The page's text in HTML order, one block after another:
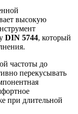
высокую
DIN 5744, который
частоты до
перекусывать
при длительной